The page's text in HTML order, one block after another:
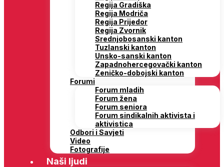
Regija Gradiška
Regija Modriča
Regija Prijedor
Regija Zvornik
Srednjobosanski kanton
Tuzlanski kanton
Unsko-sanski kanton
Zapadnohercegovački kanton
Zeničko-dobojski kanton
Forumi
Forum mladih
Forum žena
Forum seniora
Forum sindikalnih aktivista i
aktivistica
Odbori i Savjeti
Video
Fotografije
Naši ljudi